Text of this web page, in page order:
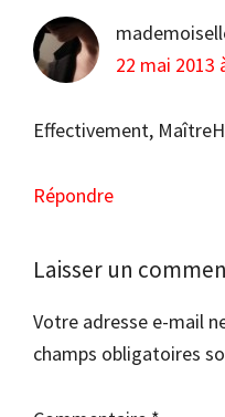
22 mai 2013
Effectivement,
Répondre
Laisser un
Votre adresse e-mail
champs obligatoires